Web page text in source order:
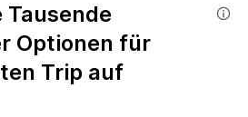
Tausende
Optionen für
Trip auf